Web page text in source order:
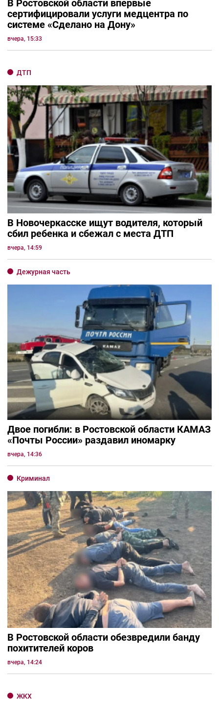
В Ростовской области впервые
сертифицировали услуги медцентра по
системе «Сделано на Дону»
вчера, 15:33
ДТП
В Новочеркасске ищут водителя, который
сбил ребенка и сбежал с места ДТП
вчера, 14:59
Дежурная часть
Двое погибли: в Ростовской области КАМАЗ
«Почты России» раздавил иномарку
вчера, 14:36
Криминал
В Ростовской области обезвредили банду
похитителей коров
вчера, 14:24
ЖКХ